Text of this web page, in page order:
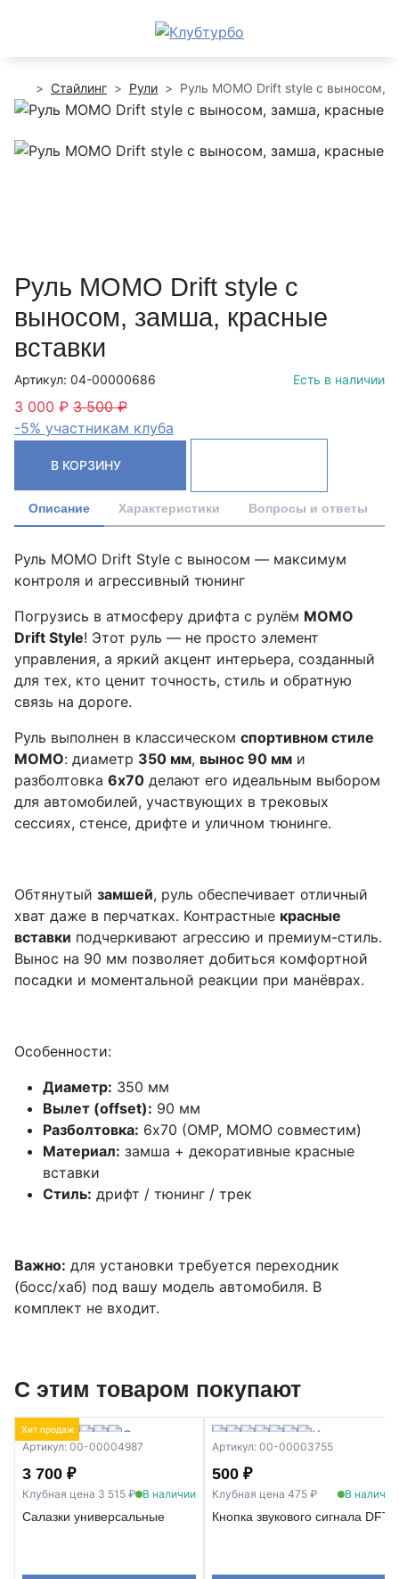
Стайлинг Рули Руль MOMO Drift style с выносом,
Руль MOMO Drift style с
выносом, замша, красные
вставки
Артикул: 04-00000686 Есть в наличии
3 000 ₽ 3 500 ₽
-5% участникам клуба
В КОРЗИНУ
Описание Характеристики Вопросы и ответы
Руль MOMO Drift Style с выносом — максимум
контроля и агрессивный тюнинг
Погрузись в атмосферу дрифта с рулём MOMO
Drift Style! Этот руль — не просто элемент
управления, а яркий акцент интерьера, созданный
для тех, кто ценит точность, стиль и обратную
связь на дороге.
Руль выполнен в классическом спортивном стиле
MOMO: диаметр 350 мм, вынос 90 мм и
разболтовка 6x70 делают его идеальным выбором
для автомобилей, участвующих в трековых
сессиях, стенсе, дрифте и уличном тюнинге.
Обтянутый замшей, руль обеспечивает отличный
хват даже в перчатках. Контрастные красные
вставки подчеркивают агрессию и премиум-стиль.
Вынос на 90 мм позволяет добиться комфортной
посадки и моментальной реакции при манёврах.
Особенности:
Диаметр: 350 мм
Вылет (offset): 90 мм
Разболтовка: 6x70 (OMP, MOMO совместим)
Материал: замша + декоративные красные
вставки
Стиль: дрифт / тюнинг / трек
Важно: для установки требуется переходник
(босс/хаб) под вашу модель автомобиля. В
комплект не входит.
С этим товаром покупают
Хит продаж
Артикул: 00-00004987
3 700 ₽
Клубная цена 3 515 ₽ В наличии
Салазки универсальные
Артикул: 00-00003755
500 ₽
Клубная цена 475 ₽ В наличии
Кнопка звукового сигнала DFTZ